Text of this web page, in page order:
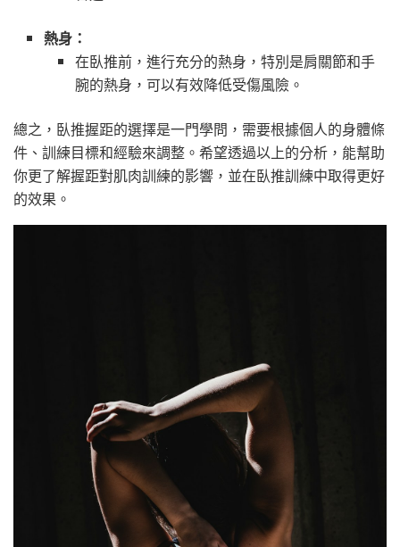
熱身：
在臥推前，進行充分的熱身，特別是肩關節和手
腕的熱身，可以有效降低受傷風險。
總之，臥推握距的選擇是一門學問，需要根據個人的身體條
件、訓練目標和經驗來調整。希望透過以上的分析，能幫助
你更了解握距對肌肉訓練的影響，並在臥推訓練中取得更好
的效果。